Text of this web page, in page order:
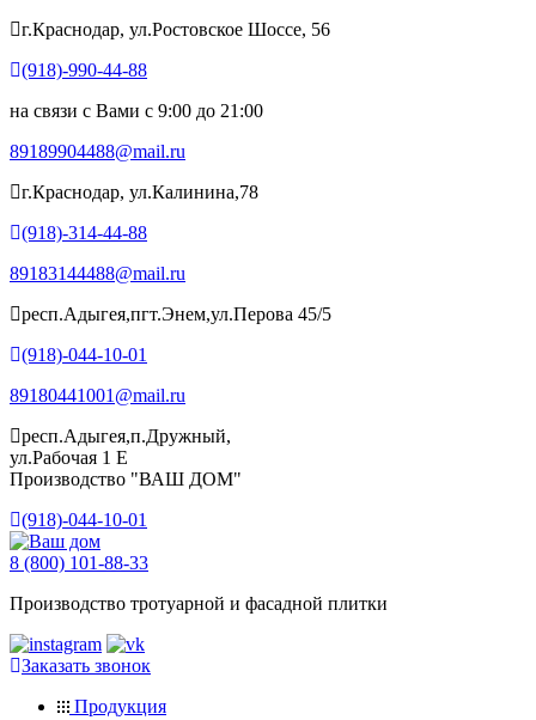
г.Краснодар, ул.Ростовское Шоссе, 56
(918)-990-44-88
на связи с Вами с 9:00 до 21:00
89189904488@mail.ru
г.Краснодар, ул.Калинина,78
(918)-314-44-88
89183144488@mail.ru
респ.Адыгея,пгт.Энем,ул.Перова 45/5
(918)-044-10-01
89180441001@mail.ru
респ.Адыгея,п.Дружный,
ул.Рабочая 1 Е
Производство "ВАШ ДОМ"
(918)-044-10-01
8 (800) 101-88-33
Производство тротуарной и фасадной плитки
Заказать звонок
Продукция